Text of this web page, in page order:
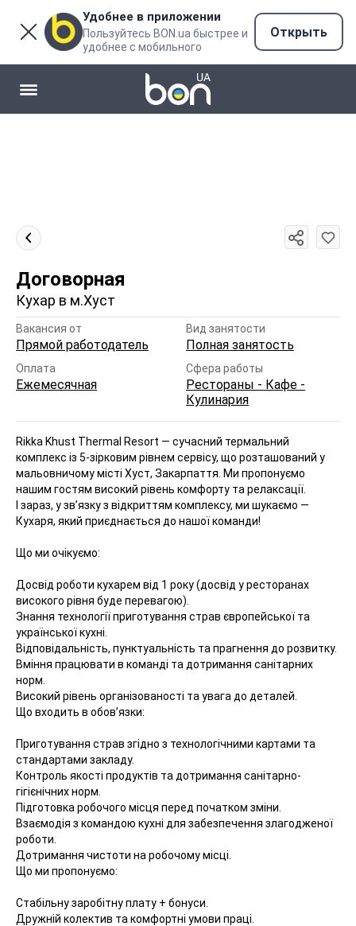
Удобнее в приложении
Пользуйтесь BON.ua быстрее и
удобнее с мобильного
Открыть
Договорная
Кухар в м.Хуст
Вакансия от
Прямой работодатель
Вид занятости
Полная занятость
Оплата
Ежемесячная
Сфера работы
Рестораны - Кафе -
Кулинария
Rikka Khust Thermal Resort — сучасний термальний
комплекс із 5-зірковим рівнем сервісу, що розташований у
мальовничому місті Хуст, Закарпаття. Ми пропонуємо
нашим гостям високий рівень комфорту та релаксації.
І зараз, у зв’язку з відкриттям комплексу, ми шукаємо —
Кухаря, який приєднається до нашої команди!
Що ми очікуємо:
Досвід роботи кухарем від 1 року (досвід у ресторанах
високого рівня буде перевагою).
Знання технології приготування страв європейської та
української кухні.
Відповідальність, пунктуальність та прагнення до розвитку.
Вміння працювати в команді та дотримання санітарних
норм.
Високий рівень організованості та увага до деталей.
Що входить в обов’язки:
Приготування страв згідно з технологічними картами та
стандартами закладу.
Контроль якості продуктів та дотримання санітарно-
гігієнічних норм.
Підготовка робочого місця перед початком зміни.
Взаємодія з командою кухні для забезпечення злагодженої
роботи.
Дотримання чистоти на робочому місці.
Що ми пропонуємо:
Стабільну заробітну плату + бонуси.
Дружній колектив та комфортні умови праці.